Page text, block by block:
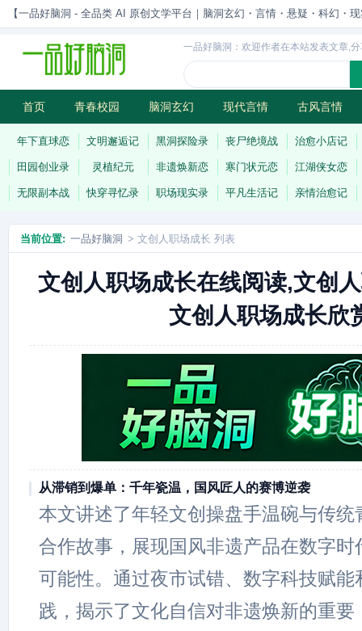
【一品好脑洞 - 全品类 AI 原创文学平台｜脑洞玄幻・言情・悬疑・科幻・
一品好脑洞：欢迎作者在本站发表文章,
首页 青春校园 脑洞玄幻 现代言情 古风言情
历史权谋 武侠江湖 灵异志怪 连载
年下直球恋 文明邂逅记 黑洞探险录 丧尸绝境战 治愈小店记
田园创业录 灵植纪元 非遗焕新恋 寒门状元恋 江湖侠女恋
无限副本战 快穿寻忆录 职场现实录 平凡生活记 亲情治愈记
当前位置: 一品好脑洞 > 文创人职场成长 列表
文创人职场成长在线阅读,文创
文创人职场成长欣
从滞销到爆单：千年瓷温，国风匠人的赛博逆袭
本文讲述了年轻文创操盘手温碗与传统
合作故事，展现国风非遗产品在数字时
可能性。通过夜市试错、数字科技赋能
践，揭示了文化自信对非遗焕新的重要